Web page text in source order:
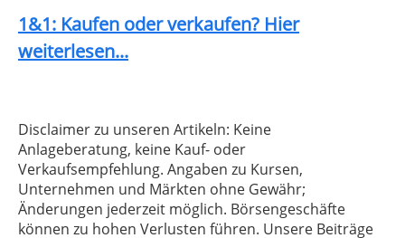
1&1: Kaufen oder verkaufen? Hier
weiterlesen...
Disclaimer zu unseren Artikeln: Keine
Anlageberatung, keine Kauf- oder
Verkaufsempfehlung. Angaben zu Kursen,
Unternehmen und Märkten ohne Gewähr;
Änderungen jederzeit möglich. Börsengeschäfte
können zu hohen Verlusten führen. Unsere Beiträge